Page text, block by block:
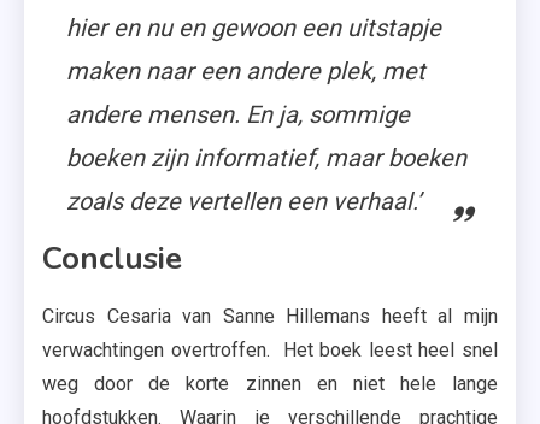
hier en nu en gewoon een uitstapje
maken naar een andere plek, met
andere mensen. En ja, sommige
boeken zijn informatief, maar boeken
zoals deze vertellen een verhaal.’
Conclusie
Circus Cesaria van Sanne Hillemans heeft al mijn
verwachtingen overtroffen. Het boek leest heel snel
weg door de korte zinnen en niet hele lange
hoofdstukken. Waarin je verschillende prachtige